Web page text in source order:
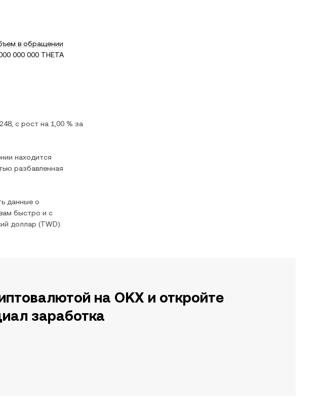
в обращении
000 000 THETA
, c рост на 1,00 % за
находится
разбавленная
данные о
быстро и с
доллар (TWD).
на OKX и откройте
заработка